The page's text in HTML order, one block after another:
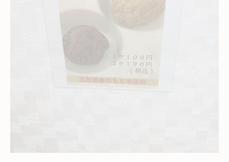
季節限定グルメが揃う古谷のランチ情報
旬食材を楽しむ愛媛今治古谷ならではのランチ
ランチで味わう今治古谷の旬食材の魅力
愛媛今治古谷の季節ランチおすすめ食材解